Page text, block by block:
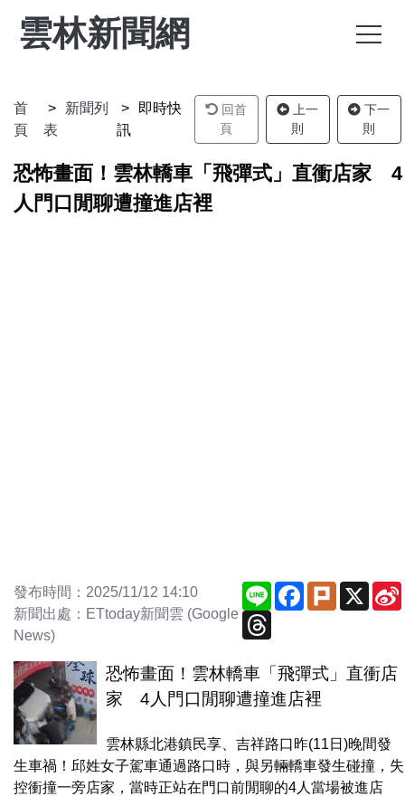
雲林新聞網
首
頁
新聞列
表
即時快
訊
回首
頁
上一
則
下一
則
恐怖畫面！雲林轎車「飛彈式」直衝店家 4
人門口閒聊遭撞進店裡
發布時間：2025/11/12 14:10
新聞出處：ETtoday新聞雲 (Google
News)
Line Facebook
Plurk X
恐怖畫面！雲林轎車「飛彈式」直衝店
家 4人門口閒聊遭撞進店裡
雲林縣北港鎮民享、吉祥路口昨(11日)晚間發
生車禍！邱姓女子駕車通過路口時，與另輛轎車發生碰撞，失
控衝撞一旁店家，當時正站在門口前閒聊的4人當場被進店